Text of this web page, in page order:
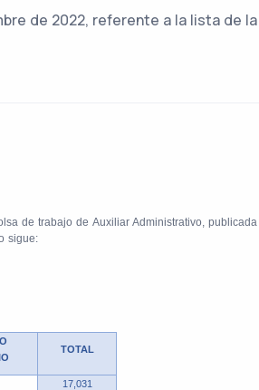
de 2022, referente a la lista de
de trabajo de Auxiliar Administrativo, publicada
sigue:
TOTAL
17,031